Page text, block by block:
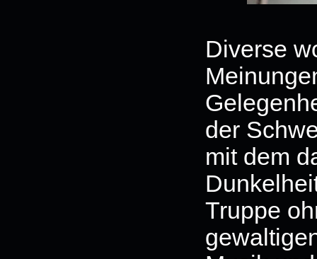
Diverse
der
mit dem
Truppe